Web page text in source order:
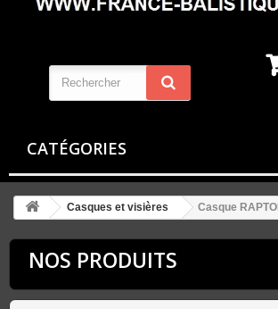
CATÉGORIES
Casques et visières Casque
NOS PRODUITS